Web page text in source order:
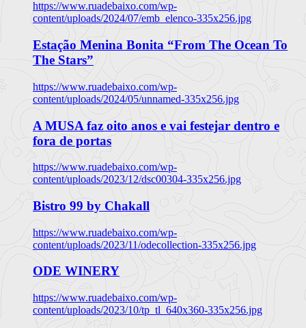
https://www.ruadebaixo.com/wp-
content/uploads/2024/07/emb_elenco-335x256.jpg
Estação Menina Bonita “From The Ocean To
The Stars”
https://www.ruadebaixo.com/wp-
content/uploads/2024/05/unnamed-335x256.jpg
A MUSA faz oito anos e vai festejar dentro e
fora de portas
https://www.ruadebaixo.com/wp-
content/uploads/2023/12/dsc00304-335x256.jpg
Bistro 99 by Chakall
https://www.ruadebaixo.com/wp-
content/uploads/2023/11/odecollection-335x256.jpg
ODE WINERY
https://www.ruadebaixo.com/wp-
content/uploads/2023/10/tp_tl_640x360-335x256.jpg